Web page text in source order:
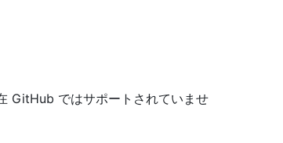
GitHub ではサポートされていませ